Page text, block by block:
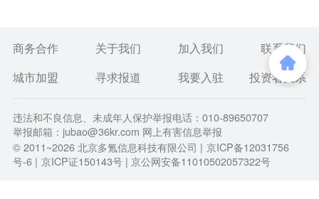
商务合作 关于我们 加入我们
联系我们
城市加盟
寻求报道 我要入驻 投资者关系
违法和不良信息、未成年人保护举报电话：010-89650707
举报邮箱：jubao@36kr.com 网上有害信息举报
© 2011~2026北京多氪信息科技有限公司 | 京ICP备12031756
号-6 | 京ICP证150143号 | 京公网安备11010502057322号